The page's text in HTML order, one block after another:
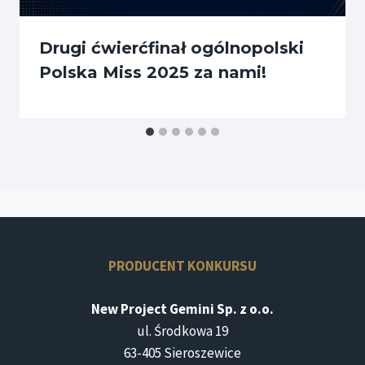
Drugi ćwierćfinał ogólnopolski
Polska Miss 2025 za nami!
PRODUCENT KONKURSU
New Project Gemini Sp. z o.o.
ul. Środkowa 19
63-405 Sieroszewice